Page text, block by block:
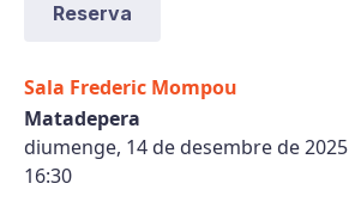
Reserva
Sala Frederic Mompou
Matadepera
diumenge, 14 de desembre de 2025
16:30